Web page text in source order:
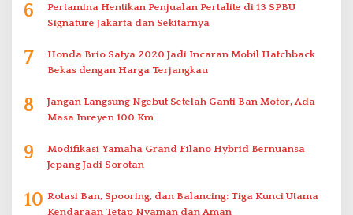
6
Pertamina Hentikan Penjualan Pertalite di 13 SPBU
Signature Jakarta dan Sekitarnya
7
Honda Brio Satya 2020 Jadi Incaran Mobil Hatchback
Bekas dengan Harga Terjangkau
8
Jangan Langsung Ngebut Setelah Ganti Ban Motor, Ada
Masa Inreyen 100 Km
9
Modifikasi Yamaha Grand Filano Hybrid Bernuansa
Jepang Jadi Sorotan
10 Rotasi Ban, Spooring, dan Balancing: Tiga Kunci Utama
Kendaraan Tetap Nyaman dan Aman